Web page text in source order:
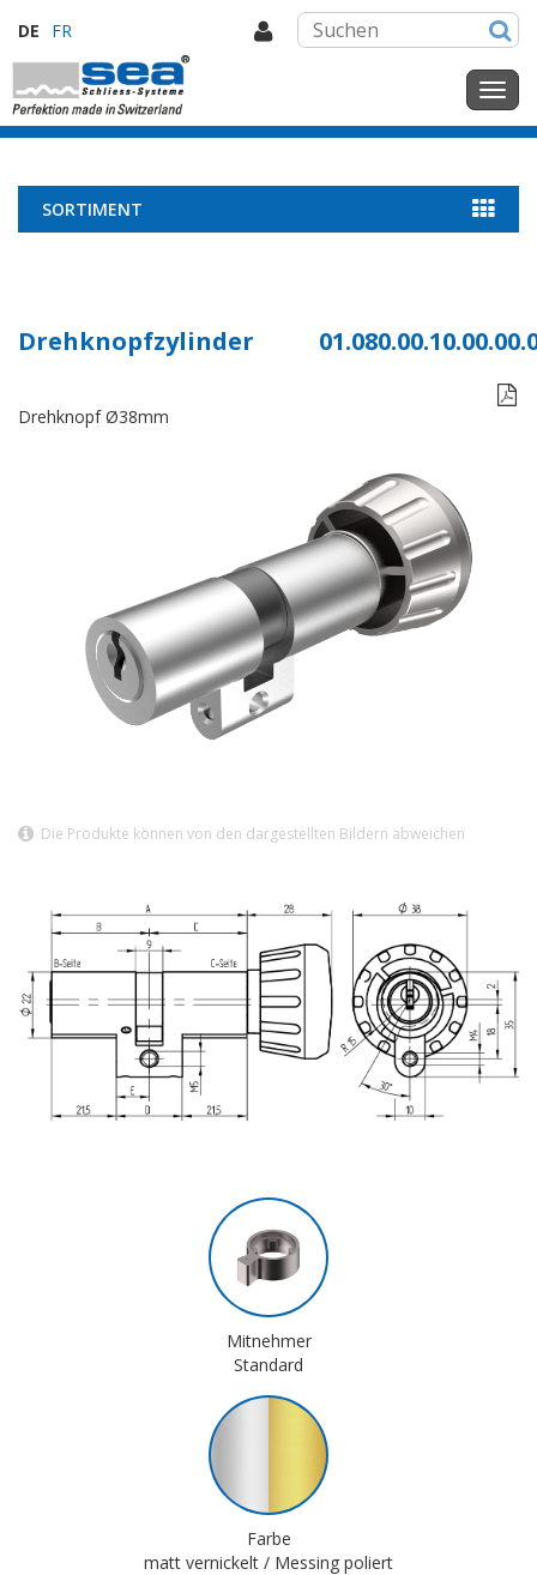
DE FR
SORTIMENT
Drehknopfzylinder

Drehknopf Ø38mm
Die Produkte können von den dargestellten Bildern abweichen
Mitnehmer
Standard
Farbe
matt vernickelt / Messing poliert